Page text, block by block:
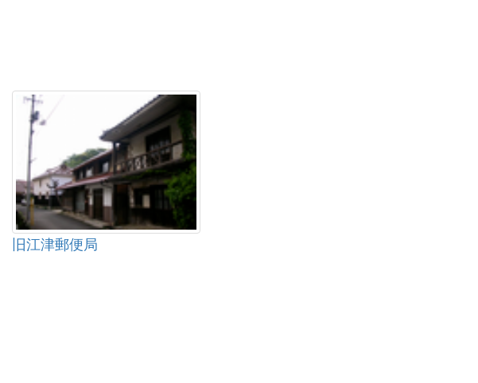
旧江津郵便局